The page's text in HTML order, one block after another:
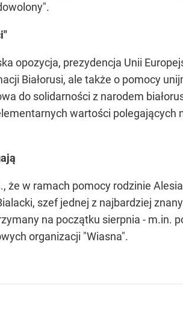
opozycja, prezydencja Unii
Białorusi, ale także o pomocy
do solidarności z narodem
wartości
że w ramach pomocy rodzinie
szef jednej z najbardziej
na początku sierpnia - m.in.
organizacji "Wiasna".